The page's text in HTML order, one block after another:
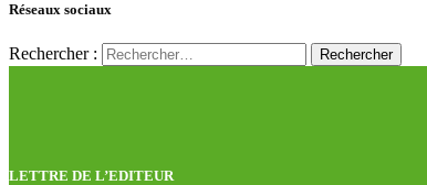
Réseaux sociaux
Rechercher :
LETTRE DE L’EDITEUR